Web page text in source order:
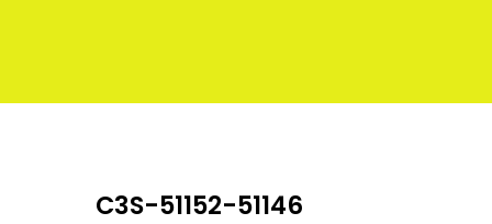
C3S-51152-51146